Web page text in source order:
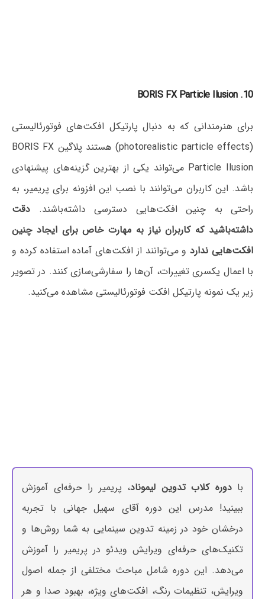
10. BORIS FX Particle Ilusion
برای هنرمندانی که به دنبال پارتیکل افکت‌های فوتورئالیستی
(photorealistic particle effects) هستند پلاگین BORIS FX
Particle Ilusion می‌تواند یکی از بهترین گزینه‌های پیشنهادی
باشد. این کاربران می‌توانند با نصب این افزونه برای پریمیر، به
راحتی به چنین افکت‌هایی دسترسی داشته‌باشند. دقت
داشته‌باشید که کاربران نیاز به مهارت خاص برای ایجاد چنین
افکت‌هایی ندارد و می‌توانند از افکت‌های آماده استفاده کرده و
با اعمال یکسری تغییرات، آن‌ها را سفارشی‌سازی کنند. در تصویر
زیر یک نمونه پارتیکل افکت فوتورئالیستی مشاهده می‌کنید.
بادوره کلاب تدوین لیموناد، پریمیر را حرفه‌ای آموزش
ببینید! مدرس این دوره آقای سهیل جهانی با تجربه
درخشان خود در زمینه تدوین سینمایی به شما روش‌ها و
تکنیک‌های حرفه‌ای ویرایش ویدئو در پریمیر را آموزش
می‌دهد. این دوره شامل مباحث مختلفی از جمله اصول
ویرایش، تنظیمات رنگ، افکت‌های ویژه، بهبود صدا و هر